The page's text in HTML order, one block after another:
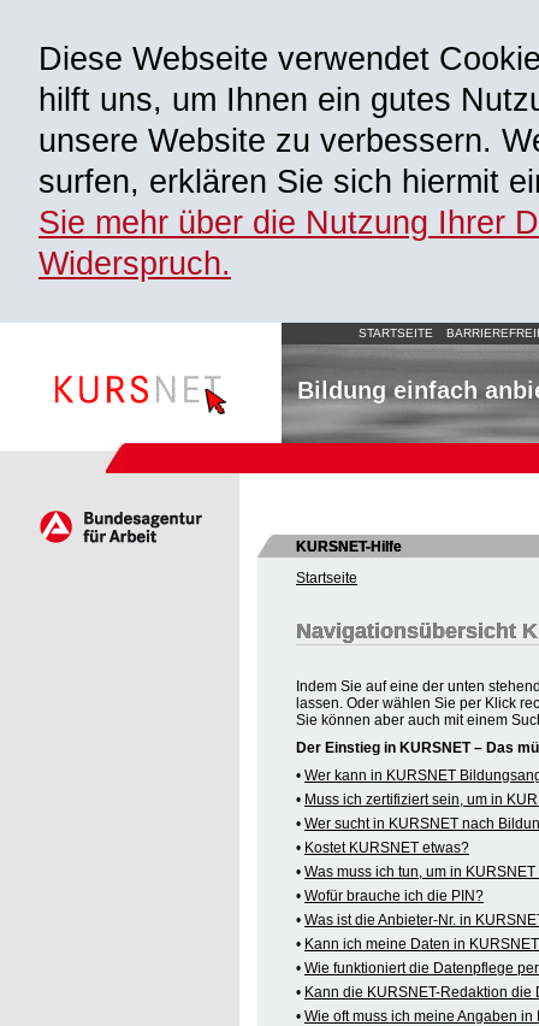
Diese Webseite verwendet
hilft uns, um Ihnen ein gutes
unsere Website zu verbessern.
surfen, erklären Sie sich hiermit
Sie mehr über die Nutzung Ihrer
Widerspruch.
STARTSEITE
Bildung einfach
KURSNET-Hilfe
Startseite
Navigationsübersicht
Indem Sie auf eine der unten
lassen. Oder wählen Sie per Klick
Sie können aber auch mit einem
Der Einstieg in KURSNET – Das
• Wer kann in KURSNET
• Muss ich zertifiziert sein, um in
• Wer sucht in KURSNET nach
• Kostet KURSNET etwas?
• Was muss ich tun, um in
• Wofür brauche ich die PIN?
• Was ist die Anbieter-Nr. in
• Kann ich meine Daten in
• Wie funktioniert die Datenpflege
• Kann die KURSNET-Redaktion
• Wie oft muss ich meine Angaben